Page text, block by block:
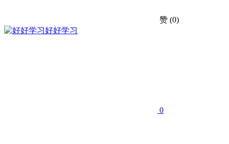
赞 (0)
好好学习
0